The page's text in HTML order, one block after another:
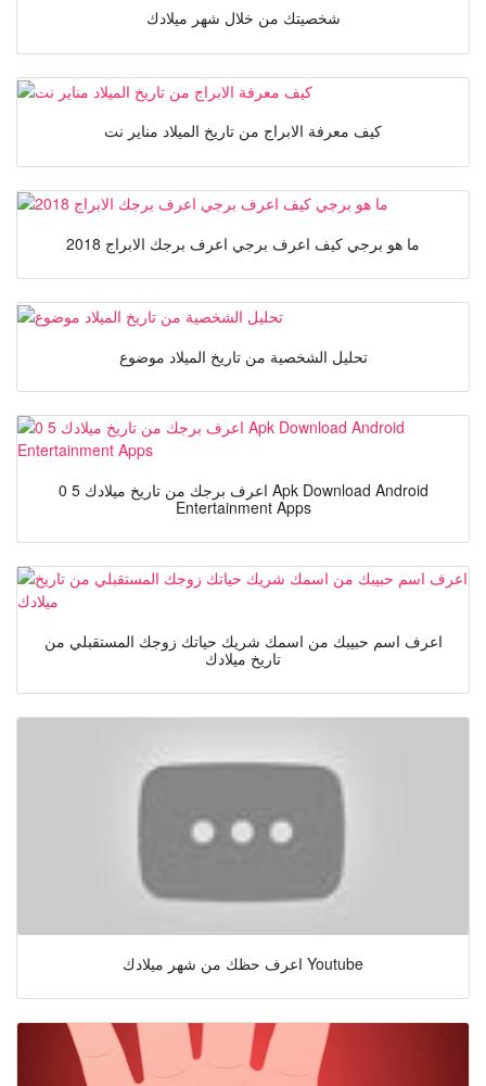
شخصيتك من خلال شهر ميلادك
كيف معرفة الابراج من تاريخ الميلاد مناير نت
ما هو برجي كيف اعرف برجي اعرف برجك الابراج 2018
تحليل الشخصية من تاريخ الميلاد موضوع
اعرف برجك من تاريخ ميلادك 5 0 Apk Download Android
Entertainment Apps
اعرف اسم حبيبك من اسمك شريك حياتك زوجك المستقبلي من
تاريخ ميلادك
اعرف حظك من شهر ميلادك Youtube